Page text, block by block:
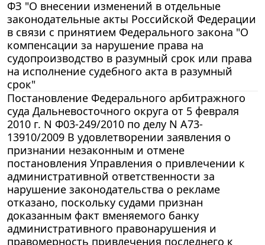
ФЗ "О внесении изменений в отдельные
законодательные акты Российской Федерации
в связи с принятием Федерального закона "О
компенсации за нарушение права на
судопроизводство в разумный срок или права
на исполнение судебного акта в разумный
срок"
Постановление Федерального арбитражного
суда Дальневосточного округа от 5 февраля
2010 г. N Ф03-249/2010 по делу N А73-
13910/2009 В удовлетворении заявления о
признании незаконным и отмене
постановления Управления о привлечении к
административной ответственности за
нарушение законодательства о рекламе
отказано, поскольку судами признан
доказанным факт вменяемого банку
административного правонарушения и
правомерность привлечения последнего к